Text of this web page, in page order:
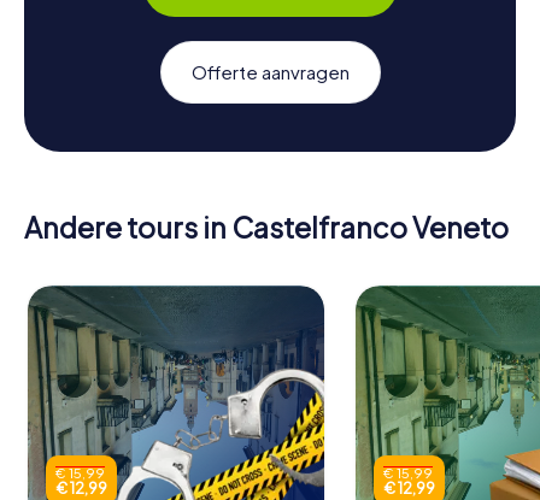
Offerte aanvragen
Andere tours in Castelfranco Veneto
€ 15,99
€ 12,99
€ 15,99
€ 12,99